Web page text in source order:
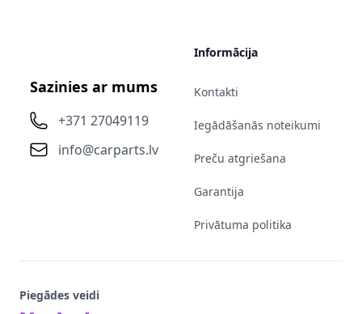
Sazinies ar mums
+371 27049119
info@carparts.lv
Informācija
Kontakti
Iegādāšanās noteikumi
Preču atgriešana
Garantija
Privātuma politika
Piegādes veidi